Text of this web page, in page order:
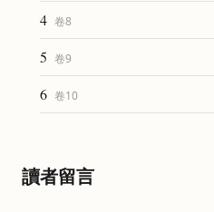
4 卷8
5 卷9
6 卷10
讀者留言